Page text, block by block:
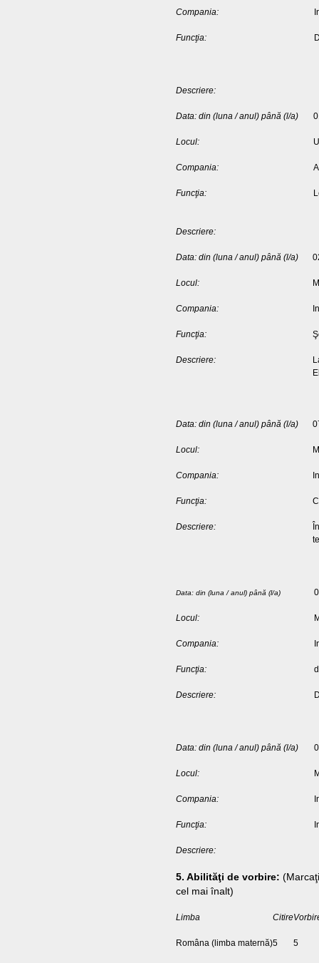
Compania:
Funcţia:
Descriere:
Data: din (luna / anul) până (l/a)
Locul:
Compania:
Funcţia:
Descriere:
Data: din (luna / anul) până (l/a)
Locul:
Compania:
Funcţia:
Descriere:
Data: din (luna / anul) până (l/a)
Locul:
Compania:
Funcţia:
Descriere:
Data: din (luna / anul) până (l/a)
Locul:
Compania:
Funcţia:
Descriere:
Data: din (luna / anul) până (l/a)
Locul:
Compania:
Funcţia:
Descriere:
5. Abilităţi de vorbire:
cel mai înalt)
Limba Citire
Româna (limba maternă)5 5